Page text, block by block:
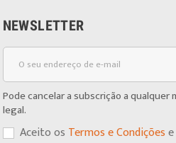
NEWSLETTER
Pode cancelar a subscrição a
legal.
Aceito os Termos e Condições